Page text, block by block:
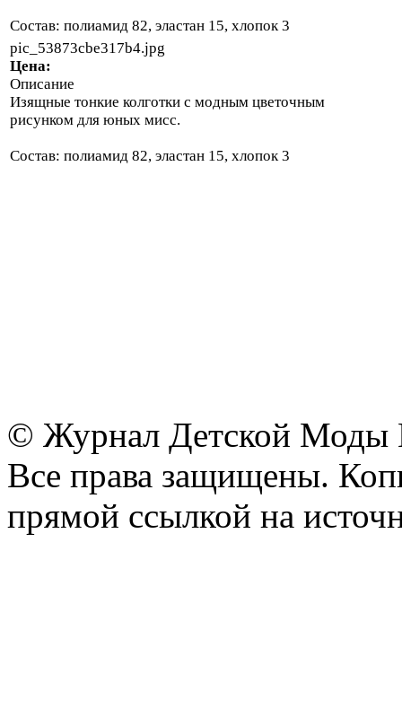
Состав: полиамид 82, эластан 15, хлопок 3
pic_53873cbe317b4.jpg
Цена:
Описание
Изящные тонкие колготки с модным цветочным
рисунком для юных мисс.
Состав: полиамид 82, эластан 15, хлопок 3
© Журнал Детской Моды
Все права защищены.
прямой ссылкой на